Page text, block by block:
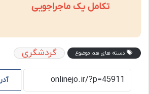
تکامل یک ماجراجویی
دسته های هم موضوع گردشگری